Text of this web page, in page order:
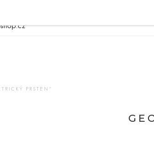
OCHRANA A ELEGANCE. PROČ JE ČERNÝ
PRSTEN“